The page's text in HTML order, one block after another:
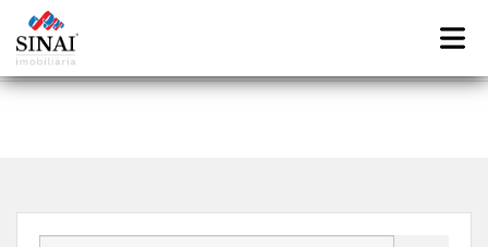
Início» Blog
conodminio